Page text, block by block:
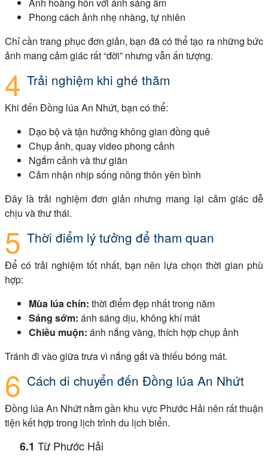
Phong cách ảnh nhẹ nhàng, tự nhiên
Chỉ cần trang phục đơn giản, bạn đã có thể tạo ra những bức
ảnh mang cảm giác rất “đời” nhưng vẫn ấn tượng.
Trải nghiệm khi ghé thăm
Khi đến Đồng lúa An Nhứt, bạn có thể:
Dạo bộ và tận hưởng không gian đồng quê
Chụp ảnh, quay video phong cảnh
Ngắm cảnh và thư giãn
Cảm nhận nhịp sống nông thôn yên bình
Đây là trải nghiệm đơn giản nhưng mang lại cảm giác dễ
chịu và thư thái.
Thời điểm lý tưởng để tham quan
Để có trải nghiệm tốt nhất, bạn nên lựa chọn thời gian phù
hợp:
Mùa lúa chín: thời điểm đẹp nhất trong năm
Sáng sớm: ánh sáng dịu, không khí mát
Chiều muộn: ánh nắng vàng, thích hợp chụp ảnh
Tránh đi vào giữa trưa vì nắng gắt và thiếu bóng mát.
Cách di chuyển đến Đồng lúa An Nhứt
Đồng lúa An Nhứt nằm gần khu vực Phước Hải nên rất thuận
tiện kết hợp trong lịch trình du lịch biển.
Từ Phước Hải